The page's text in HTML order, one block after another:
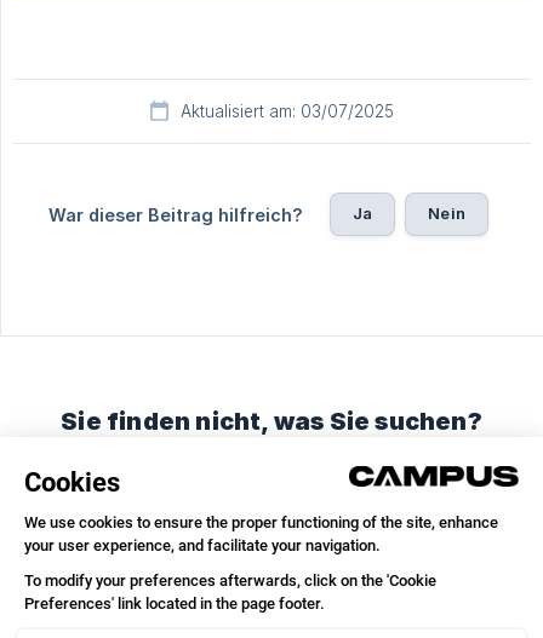
Aktualisiert am: 03/07/2025
War dieser Beitrag hilfreich? Ja Nein
Sie finden nicht, was Sie suchen?
Chatten Sie mit uns oder schicken Sie eine E-Mail
Unterhaltung starten E-Mail senden